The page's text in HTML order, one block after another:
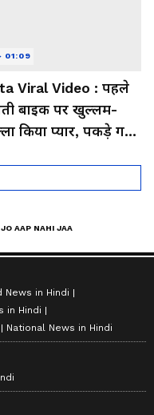
Viral Video : पहले
बाइक पर खुल्लम-
किया प्यार, पकड़े गए
01:09
News in Hindi
in Hindi
National News in Hindi